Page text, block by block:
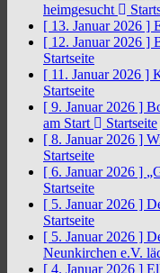
heimgesucht
[ 13. Januar 2026 ]
[ 12. Januar 2026 ]
Startseite
[ 11. Januar 2026 ]
Startseite
[ 9. Januar 2026 ]
am Start
Startseite
[ 8. Januar 2026 ]
Startseite
[ 6. Januar 2026 ]
Startseite
[ 5. Januar 2026 ]
Startseite
[ 5. Januar 2026 ]
Neunkirchen e.V.
[ 4. Januar 2026 ]